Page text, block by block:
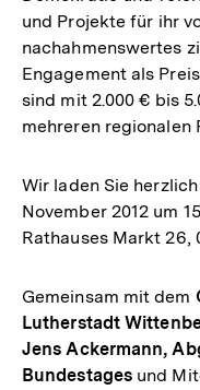
und Projekte für ihr
nachahmenswertes
Engagement als
sind mit 2.000 € bis
mehreren regionalen
Wir laden Sie
November 2012 um
Rathauses Markt
Gemeinsam mit dem
Lutherstadt
Jens Ackermann,
Bundestages und